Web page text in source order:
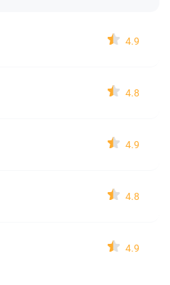
4.9
4.8
4.9
4.8
4.9